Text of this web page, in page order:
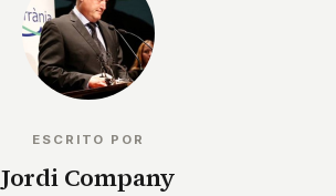
ESCRITO POR
Jordi Company